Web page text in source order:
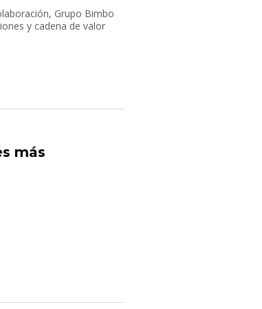
Grupo Bimbo
y cadena de valor
más